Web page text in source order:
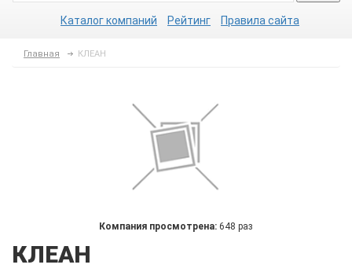
Каталог компаний Рейтинг Правила сайта
Главная КЛЕАН
Компания просмотрена: 648 раз
КЛЕАН